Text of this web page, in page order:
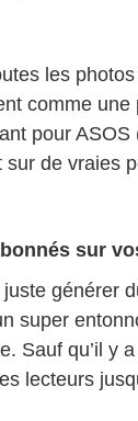
les
comme une
pour
sur de vraies
sur
générer
super
Sauf qu’il y
lecteurs